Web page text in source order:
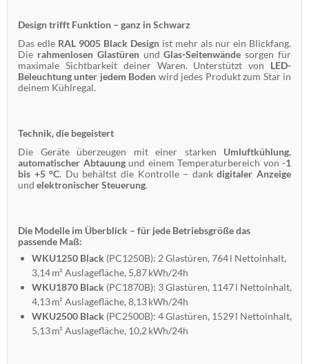
Design trifft Funktion – ganz in Schwarz
Das edle RAL 9005 Black Design ist mehr als nur ein Blickfang.
Die rahmenlosen GlastürenundGlas-Seitenwände sorgen für
maximale Sichtbarkeit deiner Waren. Unterstützt von LED-
Beleuchtung unter jedem Boden wird jedes Produkt zum Star in
deinem Kühlregal.
Technik, die begeistert
Die Geräte überzeugen mit einer starken Umluftkühlung,
automatischer Abtauungund einem Temperaturbereich von -1
bis +5 °C. Du behältst die Kontrolle – dankdigitaler Anzeige
und elektronischer Steuerung.
Die Modelle im Überblick – für jede Betriebsgröße das
passende Maß:
WKU1250 Black (PC1250B): 2 Glastüren, 764 l Nettoinhalt,
3,14 m² Auslagefläche, 5,87 kWh/24h
WKU1870 Black (PC1870B): 3 Glastüren, 1147 l Nettoinhalt,
4,13 m² Auslagefläche, 8,13 kWh/24h
WKU2500 Black (PC2500B): 4 Glastüren, 1529 l Nettoinhalt,
5,13 m² Auslagefläche, 10,2 kWh/24h